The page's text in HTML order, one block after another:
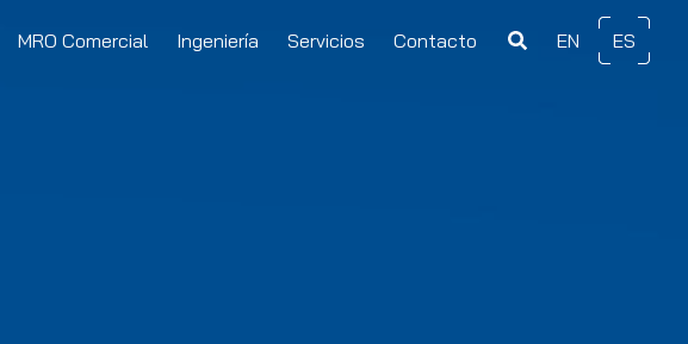
EN ES
MRO Comercial Ingeniería Servicios Contacto